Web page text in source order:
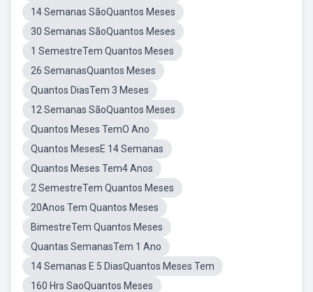
14 Semanas SãoQuantos Meses
30 Semanas SãoQuantos Meses
1 SemestreTem Quantos Meses
26 SemanasQuantos Meses
Quantos DiasTem 3 Meses
12 Semanas SãoQuantos Meses
Quantos Meses TemO Ano
Quantos MesesE 14 Semanas
Quantos Meses Tem4 Anos
2 SemestreTem Quantos Meses
20Anos Tem Quantos Meses
BimestreTem Quantos Meses
Quantas SemanasTem 1 Ano
14 Semanas E 5 DiasQuantos Meses Tem
160 Hrs SaoQuantos Meses